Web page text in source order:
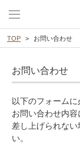
TOP お問い合わせ
お問い合わせ
以下のフォームに
お問い合わせ内
差し上げられな
い。